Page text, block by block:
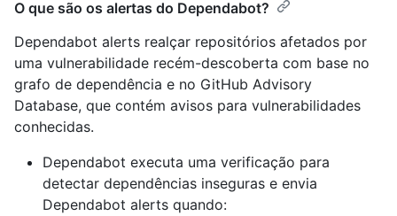
O que são os alertas do Dependabot?
Dependabot alerts realçar repositórios afetados por
uma vulnerabilidade recém-descoberta com base no
grafo de dependência e no GitHub Advisory
Database, que contém avisos para vulnerabilidades
conhecidas.
Dependabot executa uma verificação para
detectar dependências inseguras e envia
Dependabot alerts quando: